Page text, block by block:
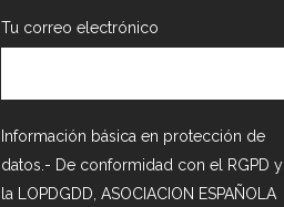
Tu correo electrónico
Información básica en protección de
datos.- De conformidad con el RGPD y
la LOPDGDD, ASOCIACION ESPAÑOLA